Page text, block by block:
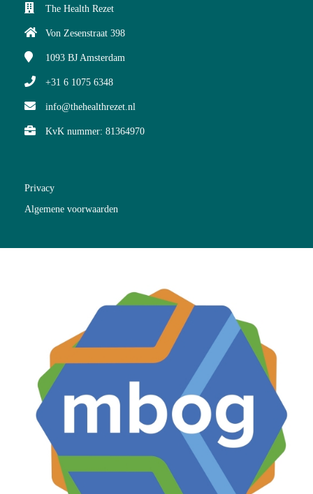
The Health Rezet
Von Zesenstraat 398
1093 BJ Amsterdam
+31 6 1075 6348
info@thehealthrezet.nl
KvK nummer: 81364970
Privacy
Algemene voorwaarden